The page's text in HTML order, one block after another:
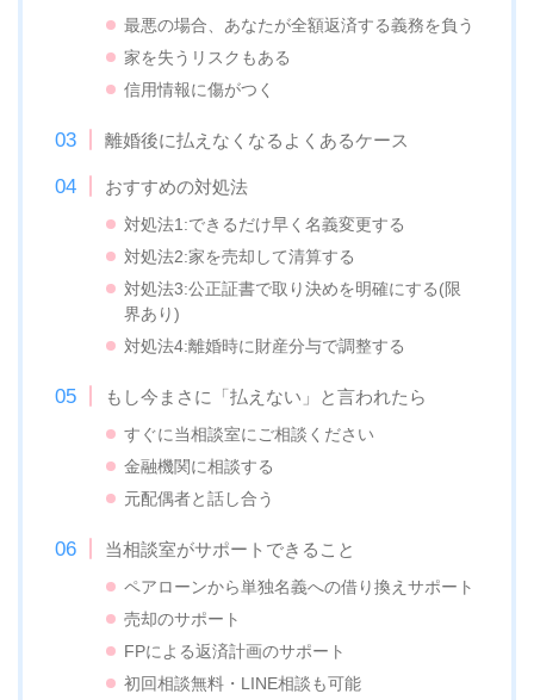
最悪の場合、あなたが全額返済する義務を負う
家を失うリスクもある
信用情報に傷がつく
離婚後に払えなくなるよくあるケース
おすすめの対処法
対処法1:できるだけ早く名義変更する
対処法2:家を売却して清算する
対処法3:公正証書で取り決めを明確にする(限
界あり)
対処法4:離婚時に財産分与で調整する
もし今まさに「払えない」と言われたら
すぐに当相談室にご相談ください
金融機関に相談する
元配偶者と話し合う
当相談室がサポートできること
ペアローンから単独名義への借り換えサポート
売却のサポート
FPによる返済計画のサポート
初回相談無料・LINE相談も可能